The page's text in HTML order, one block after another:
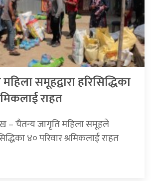
समूहद्वारा हरिसिद्धिका
राहत
– चैतन्य जागृति महिला समूहले
४० परिवार श्रमिकलाई राहत